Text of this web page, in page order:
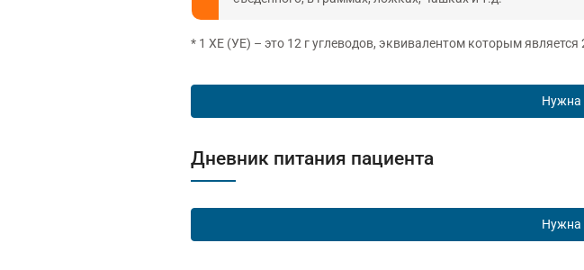
* 1 ХЕ (УЕ) – это 12 г углеводов, эквивалентом которым
Нужна
Дневник питания пациента
Нужна